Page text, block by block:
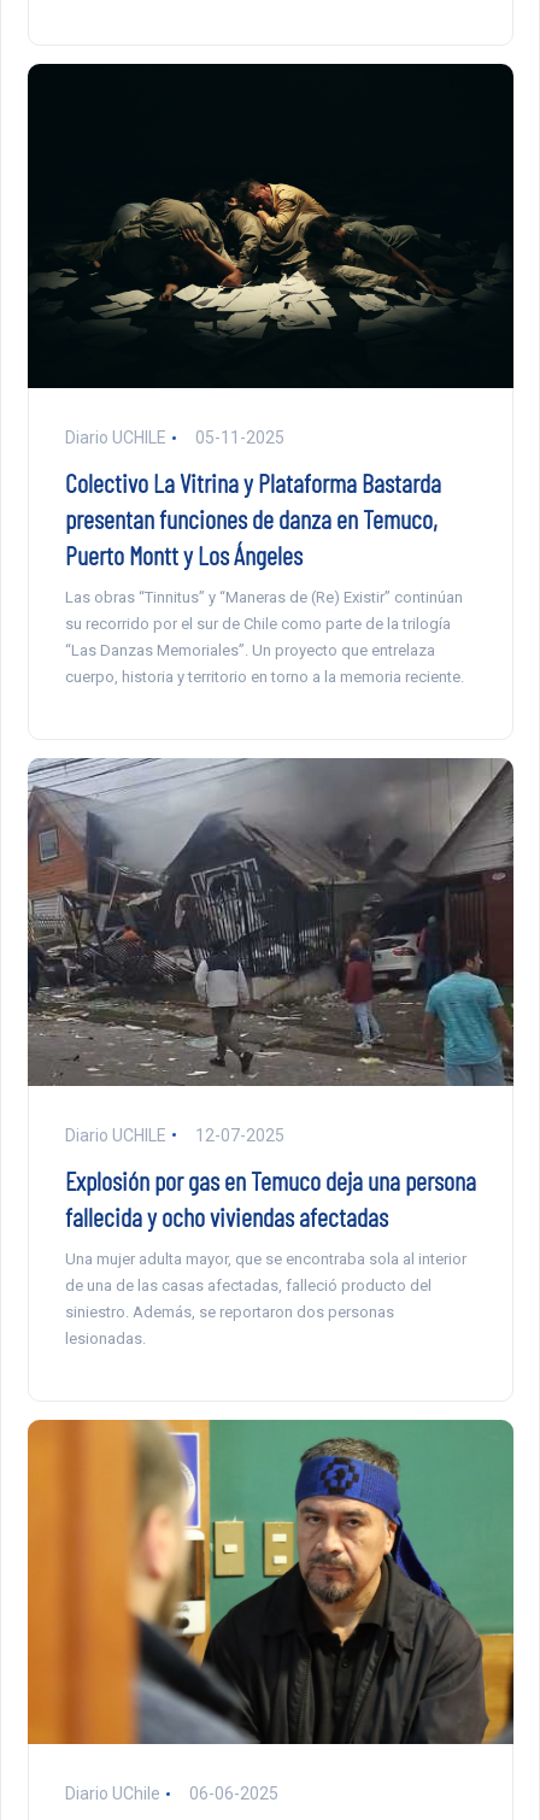
Diario UCHILE 05-11-2025
Colectivo La Vitrina y Plataforma Bastarda
presentan funciones de danza en Temuco,
Puerto Montt y Los Ángeles
Las obras “Tinnitus” y “Maneras de (Re) Existir” continúan
su recorrido por el sur de Chile como parte de la trilogía
“Las Danzas Memoriales”. Un proyecto que entrelaza
cuerpo, historia y territorio en torno a la memoria reciente.
Diario UCHILE 12-07-2025
Explosión por gas en Temuco deja una persona
fallecida y ocho viviendas afectadas
Una mujer adulta mayor, que se encontraba sola al interior
de una de las casas afectadas, falleció producto del
siniestro. Además, se reportaron dos personas
lesionadas.
Diario UChile 06-06-2025